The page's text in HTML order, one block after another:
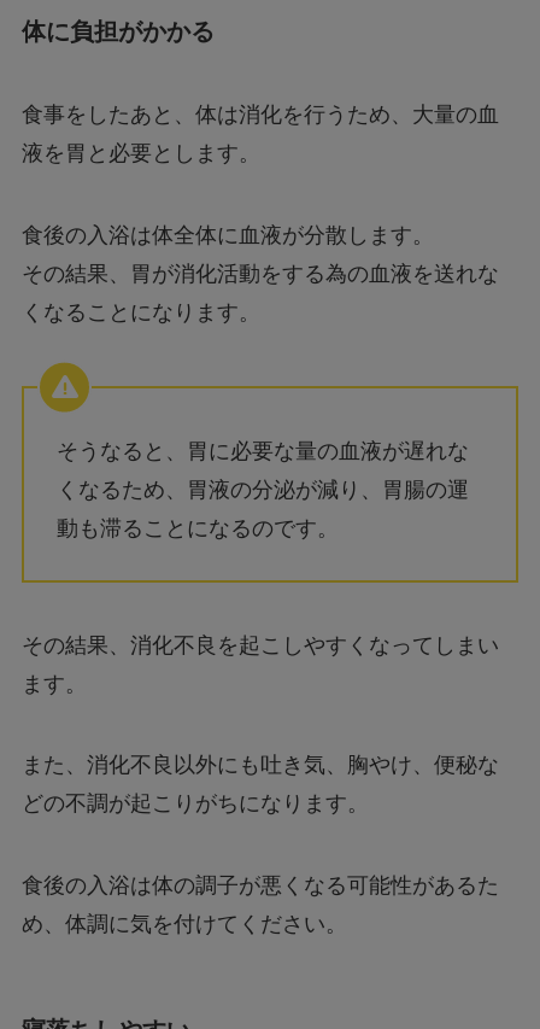
体に負担がかかる
食事をしたあと、体は消化を行うため、大量の血
液を胃と必要とします。
食後の入浴は体全体に血液が分散します。
その結果、胃が消化活動をする為の血液を送れな
くなることになります。
そうなると、胃に必要な量の血液が遅れな
くなるため、胃液の分泌が減り、胃腸の運
動も滞ることになるのです。
その結果、消化不良を起こしやすくなってしまい
ます。
また、消化不良以外にも吐き気、胸やけ、便秘な
どの不調が起こりがちになります。
食後の入浴は体の調子が悪くなる可能性があるた
め、体調に気を付けてください。